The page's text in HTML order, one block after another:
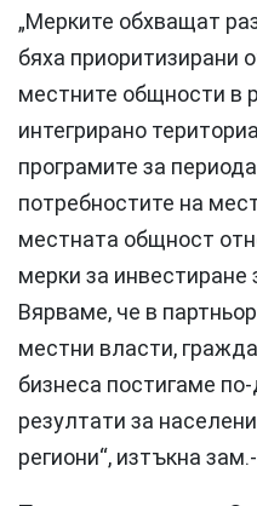
„Мерките обхващат
бяха приоритизирани
местните общности в
интегрирано
програмите за
потребностите на
местната общност
мерки за инвестиране
Вярваме, че в
местни власти,
бизнеса постигаме
резултати за
региони“, изтъкна